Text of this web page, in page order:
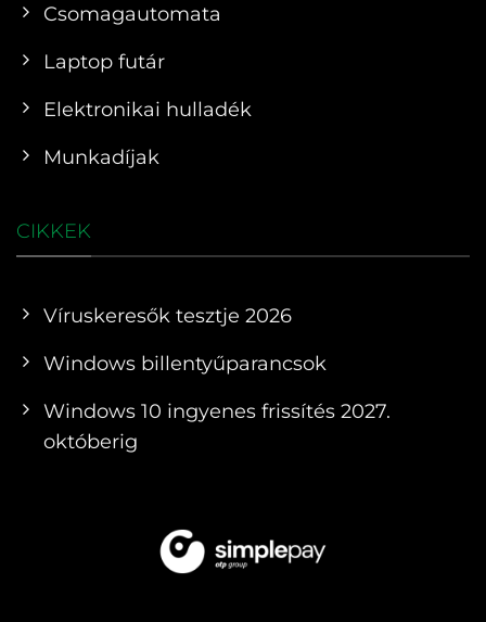
Csomagautomata
Laptop futár
Elektronikai hulladék
Munkadíjak
CIKKEK
Víruskeresők tesztje 2026
Windows billentyűparancsok
Windows 10 ingyenes frissítés 2027.
októberig